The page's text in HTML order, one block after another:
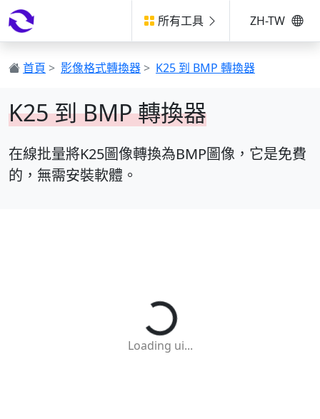
所有工具 ZH-TW
首頁 > 影像格式轉換器> K25 到 BMP 轉換器
K25 到 BMP 轉換器
在線批量將K25圖像轉換為BMP圖像，它是免費
的，無需安裝軟體。
Loading ui...